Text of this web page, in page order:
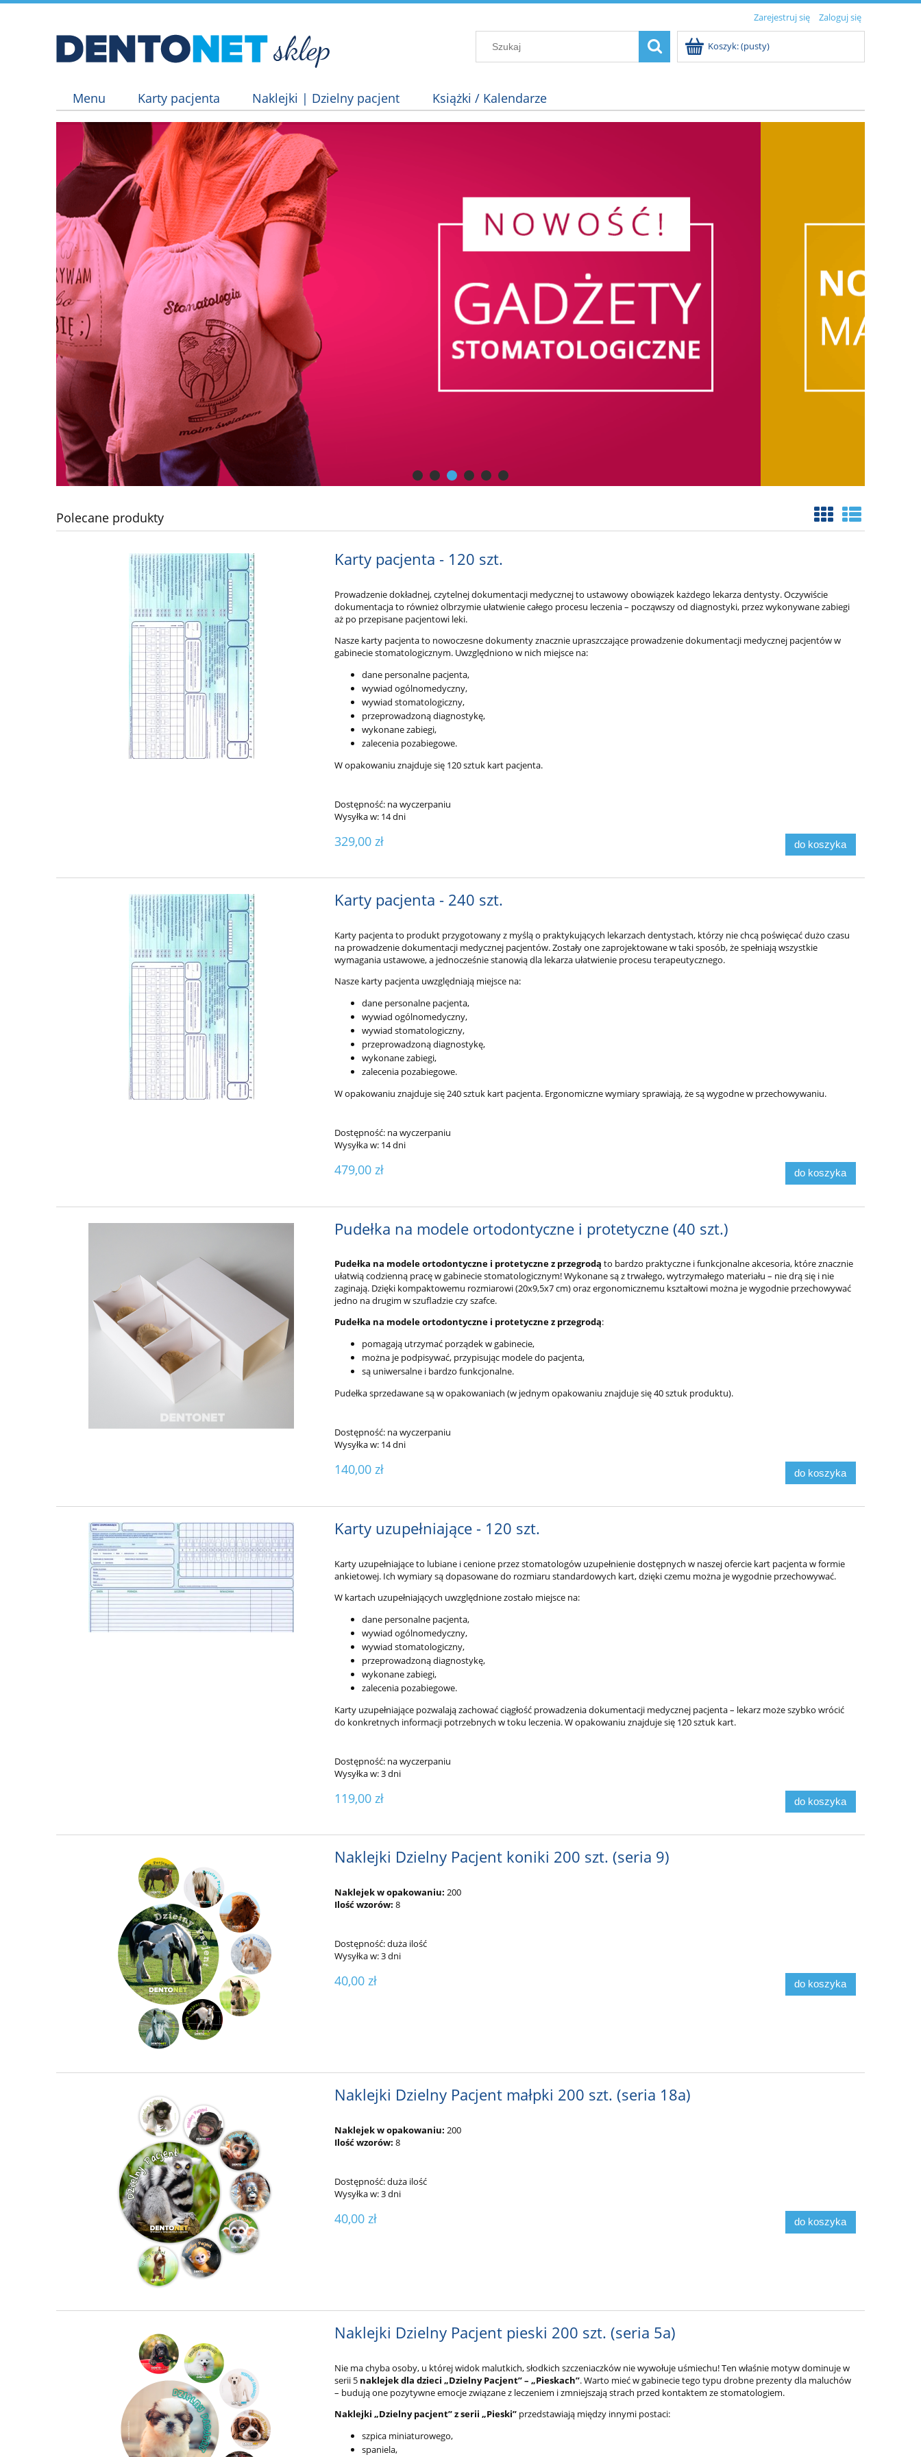
Zarejestruj się Zaloguj się
Koszyk:(pusty)
Menu Karty pacjenta Naklejki | Dzielny pacjent Książki / Kalendarze
Polecane produkty
Karty pacjenta - 120 szt.
Prowadzenie dokładnej, czytelnej dokumentacji medycznej to ustawowy obowiązek każdego lekarza dentysty. Oczywiście
dokumentacja to również olbrzymie ułatwienie całego procesu leczenia – począwszy od diagnostyki, przez wykonywane zabiegi
aż po przepisane pacjentowi leki.
Nasze karty pacjenta to nowoczesne dokumenty znacznie upraszczające prowadzenie dokumentacji medycznej pacjentów w
gabinecie stomatologicznym. Uwzględniono w nich miejsce na:
dane personalne pacjenta,
wywiad ogólnomedyczny,
wywiad stomatologiczny,
przeprowadzoną diagnostykę,
wykonane zabiegi,
zalecenia pozabiegowe.
W opakowaniu znajduje się 120 sztuk kart pacjenta.
Dostępność: na wyczerpaniu
Wysyłka w: 14 dni
329,00 zł do koszyka
Karty pacjenta - 240 szt.
Karty pacjenta to produkt przygotowany z myślą o praktykujących lekarzach dentystach, którzy nie chcą poświęcać dużo czasu
na prowadzenie dokumentacji medycznej pacjentów. Zostały one zaprojektowane w taki sposób, że spełniają wszystkie
wymagania ustawowe, a jednocześnie stanowią dla lekarza ułatwienie procesu terapeutycznego.
Nasze karty pacjenta uwzględniają miejsce na:
dane personalne pacjenta,
wywiad ogólnomedyczny,
wywiad stomatologiczny,
przeprowadzoną diagnostykę,
wykonane zabiegi,
zalecenia pozabiegowe.
W opakowaniu znajduje się 240 sztuk kart pacjenta. Ergonomiczne wymiary sprawiają, że są wygodne w przechowywaniu.
Dostępność: na wyczerpaniu
Wysyłka w: 14 dni
479,00 zł do koszyka
Pudełka na modele ortodontyczne i protetyczne (40 szt.)
Pudełka na modele ortodontyczne i protetyczne z przegrodą to bardzo praktyczne i funkcjonalne akcesoria, które znacznie
ułatwią codzienną pracę w gabinecie stomatologicznym! Wykonane są z trwałego, wytrzymałego materiału – nie drą się i nie
zaginają. Dzięki kompaktowemu rozmiarowi (20x9,5x7 cm) oraz ergonomicznemu kształtowi można je wygodnie przechowywać
jedno na drugim w szufladzie czy szafce.
Pudełka na modele ortodontyczne i protetyczne z przegrodą:
pomagają utrzymać porządek w gabinecie,
można je podpisywać, przypisując modele do pacjenta,
są uniwersalne i bardzo funkcjonalne.
Pudełka sprzedawane są w opakowaniach (w jednym opakowaniu znajduje się 40 sztuk produktu).
Dostępność: na wyczerpaniu
Wysyłka w: 14 dni
140,00 zł do koszyka
Karty uzupełniające - 120 szt.
Karty uzupełniające to lubiane i cenione przez stomatologów uzupełnienie dostępnych w naszej ofercie kart pacjenta w formie
ankietowej. Ich wymiary są dopasowane do rozmiaru standardowych kart, dzięki czemu można je wygodnie przechowywać.
W kartach uzupełniających uwzględnione zostało miejsce na:
dane personalne pacjenta,
wywiad ogólnomedyczny,
wywiad stomatologiczny,
przeprowadzoną diagnostykę,
wykonane zabiegi,
zalecenia pozabiegowe.
Karty uzupełniające pozwalają zachować ciągłość prowadzenia dokumentacji medycznej pacjenta – lekarz może szybko wrócić
do konkretnych informacji potrzebnych w toku leczenia. W opakowaniu znajduje się 120 sztuk kart.
Dostępność: na wyczerpaniu
Wysyłka w:3 dni
119,00 zł do koszyka
Naklejki Dzielny Pacjent koniki 200 szt. (seria 9)
Naklejek w opakowaniu: 200
Ilość wzorów: 8
Dostępność:duża ilość
Wysyłka w:3 dni
40,00 zł do koszyka
Naklejki Dzielny Pacjent małpki 200 szt. (seria 18a)
Naklejek w opakowaniu: 200
Ilość wzorów: 8
Dostępność:duża ilość
Wysyłka w:3 dni
40,00 zł do koszyka
Naklejki Dzielny Pacjent pieski 200 szt. (seria 5a)
Nie ma chyba osoby, u której widok malutkich, słodkich szczeniaczków nie wywołuje uśmiechu! Ten właśnie motyw dominuje w
serii 5 naklejek dla dzieci „Dzielny Pacjent” – „Pieskach”. Warto mieć w gabinecie tego typu drobne prezenty dla maluchów
– budują one pozytywne emocje związane z leczeniem i zmniejszają strach przed kontaktem ze stomatologiem.
Naklejki „Dzielny pacjent” z serii „Pieski” przedstawiają między innymi postaci:
szpica miniaturowego,
spaniela,